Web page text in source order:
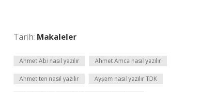
Tarih: Makaleler
Ahmet Abi nasıl yazılır Ahmet Amca nasıl yazılır
Ahmet ten nasıl yazılır Ayşem nasıl yazılır TDK